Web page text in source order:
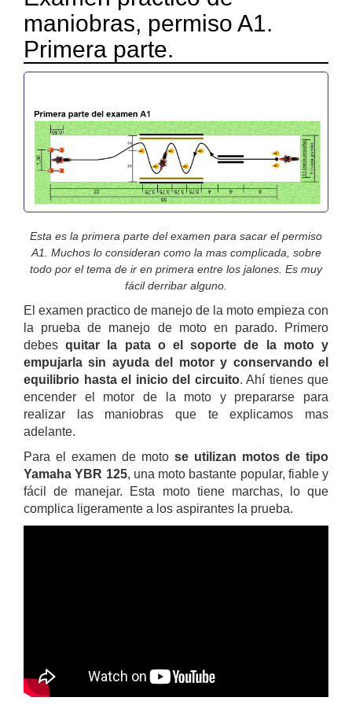
maniobras, permiso A1.
Primera parte.
Esta es la primera parte del examen para sacar el permiso
A1. Muchos lo consideran como la mas complicada, sobre
todo por el tema de ir en primera entre los jalones. Es muy
fácil derribar alguno.
El examen practico de manejo de la moto empieza con
la prueba de manejo de moto en parado. Primero
debesquitar la pata o el soporte de la moto y
empujarla sin ayuda del motor y conservando el
equilibrio hasta el inicio del circuito. Ahí tienes que
encender el motor de la moto y prepararse para
realizar las maniobras que te explicamos mas
adelante.
Para el examen de moto se utilizan motos de tipo
Yamaha YBR 125, una moto bastante popular, fiable y
fácil de manejar. Esta moto tiene marchas, lo que
complica ligeramente a los aspirantes la prueba.